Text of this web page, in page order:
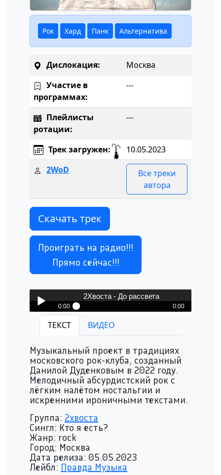
Рок Хард Панк Альтернатива
Дислокация:
Москва
Участие в
программах:
---
Плейлисты
ротации:
---
Трек загружен:
10.05.2023
2WoD
Все треки
автора
Скачать трек
Проиграть на радио!!!
Прямо сейчас!!!
pause
2Хвоста - До рассвета
0:00 0:00
2Хвоста - До рассвета
ТЕКСТ ВИДЕО
Музыкальный проект в традициях
московского рок-клуба, созданный
Данилой Дуденковым в 2022 году.
Мелодичный абсурдистский рок с
лёгким налётом ностальгии и
искренними ироничными текстами.
Группа: 2хвоста
Сингл: Кто я есть?
Жанр: rock
Город: Москва
Дата релиза: 05.05.2023
Лейбл: Правда Музыка